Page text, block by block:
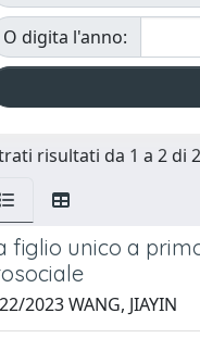
O digita l'anno:
risultati da 1 a 2 di 2
figlio unico a
2023 WANG, JIAYIN